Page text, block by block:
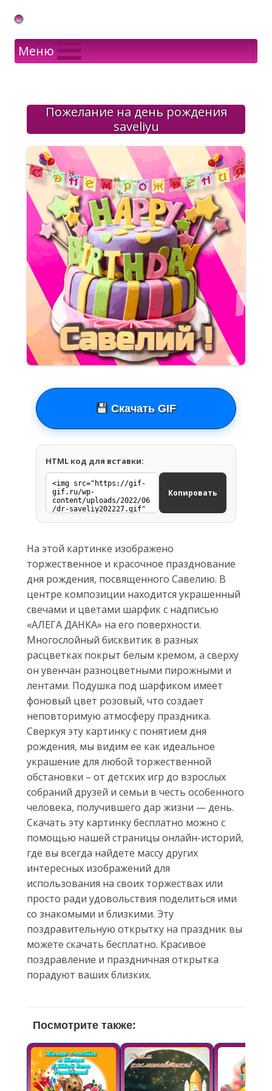
Gif Открытки в подарок
Меню
Пожелание на день рождения
saveliyu
Скачать GIF
HTML код для вставки:
Копировать
На этой картинке изображено
торжественное и красочное празднование
дня рождения, посвященного Савелию. В
центре композиции находится украшенный
свечами и цветами шарфик с надписью
«АЛЕГА ДАНКА» на его поверхности.
Многослойный бисквитик в разных
расцветках покрыт белым кремом, а сверху
он увенчан разноцветными пирожными и
лентами. Подушка под шарфиком имеет
фоновый цвет розовый, что создает
неповторимую атмосферу праздника.
Сверкуя эту картинку с понятием дня
рождения, мы видим ее как идеальное
украшение для любой торжественной
обстановки – от детских игр до взрослых
собраний друзей и семьи в честь особенного
человека, получившего дар жизни — день.
Скачать эту картинку бесплатно можно с
помощью нашей страницы онлайн-историй,
где вы всегда найдете массу других
интересных изображений для
использования на своих торжествах или
просто ради удовольствия поделиться ими
со знакомыми и близкими. Эту
поздравительную открытку на праздник вы
можете скачать бесплатно. Красивое
поздравление и праздничная открытка
порадуют ваших близких.
Посмотрите также: